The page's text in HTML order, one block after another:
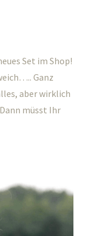
Set im Shop!
Ganz
aber wirklich
müsst Ihr